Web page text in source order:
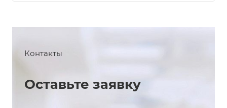
Контакты
Оставьте заявку